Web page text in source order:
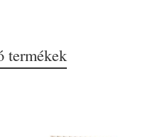
termékek